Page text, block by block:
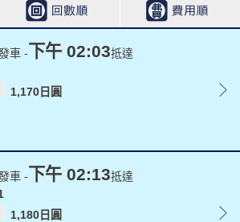
車 -下午 02:03抵達
1,170日圓
車 -下午 02:13抵達
1,180日圓